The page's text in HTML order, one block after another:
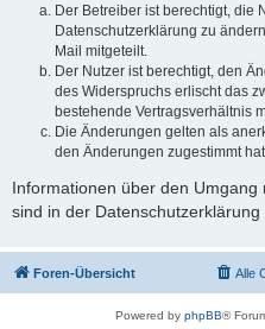
Der Betreiber ist berechtigt, die
Datenschutzerklärung zu
Mail mitgeteilt.
Der Nutzer ist berechtigt, den
des Widerspruchs erlischt das
bestehende Vertragsverhältnis
Die Änderungen gelten als
den Änderungen zugestimmt
Informationen über den
sind in der Datenschutzerklärung
Foren-Übersicht Alle
Powered by phpBB®